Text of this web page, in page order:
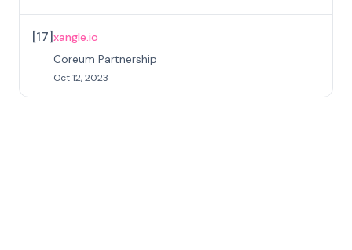
[17]xangle.io
Coreum Partnership
Oct 12, 2023